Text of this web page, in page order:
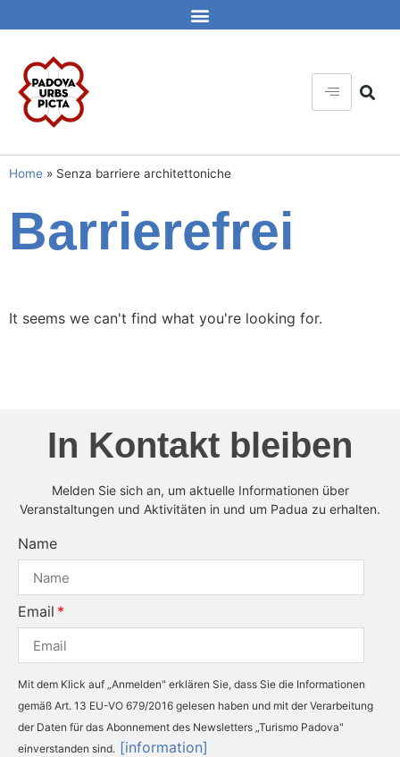
Home » Senza barriere architettoniche
Barrierefrei
It seems we can't find what you're looking for.
In Kontakt bleiben
Melden Sie sich an, um aktuelle Informationen über
Veranstaltungen und Aktivitäten in und um Padua zu erhalten.
Name
Email
Mit dem Klick auf „Anmelden" erklären Sie, dass Sie die Informationen
gemäß Art. 13 EU-VO 679/2016 gelesen haben und mit der Verarbeitung
der Daten für das Abonnement des Newsletters „Turismo Padova"
einverstanden sind. [information]